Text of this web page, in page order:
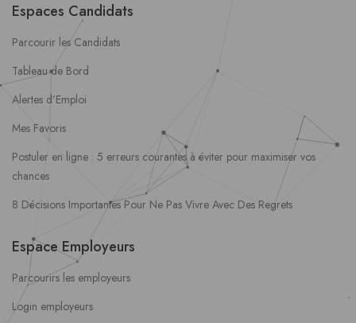
Espaces Candidats
Parcourir les Candidats
Tableau de Bord
Alertes d’Emploi
Mes Favoris
Postuler en ligne : 5 erreurs courantes à éviter pour maximiser vos
chances
8 Décisions Importantes Pour Ne Pas Vivre Avec Des Regrets
Espace Employeurs
Parcourirs les employeurs
Login employeurs